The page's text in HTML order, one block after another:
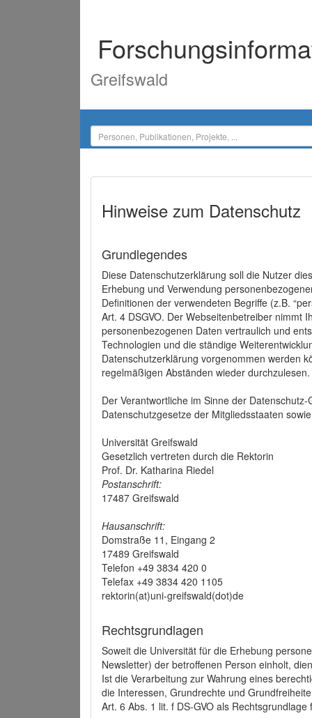
Greifswald
Hinweise zum Datenschutz
Grundlegendes
Diese Datenschutzerklärung soll die Nutzer
Erhebung und Verwendung
Definitionen der verwendeten Begriffe (z.B.
Art. 4 DSGVO. Der Webseitenbetreiber nimmt
personenbezogenen Daten vertraulich und
Technologien und die ständige
Datenschutzerklärung vorgenommen werden
regelmäßigen Abständen wieder durchzulesen.
Der Verantwortliche im Sinne der
Datenschutzgesetze der Mitgliedsstaaten
Universität Greifswald
Gesetzlich vertreten durch die Rektorin
Prof. Dr. Katharina Riedel
Postanschrift:
17487 Greifswald
Hausanschrift:
Domstraße 11, Eingang 2
17489 Greifswald
Telefon +49 3834 420 0
Telefax +49 3834 420 1105
rektorin(at)uni-greifswald(dot)de
Rechtsgrundlagen
Soweit die Universität für die Erhebung
Newsletter) der betroffenen Person einholt,
Ist die Verarbeitung zur Wahrung eines
die Interessen, Grundrechte und
Art. 6 Abs. 1 lit. f DS-GVO als